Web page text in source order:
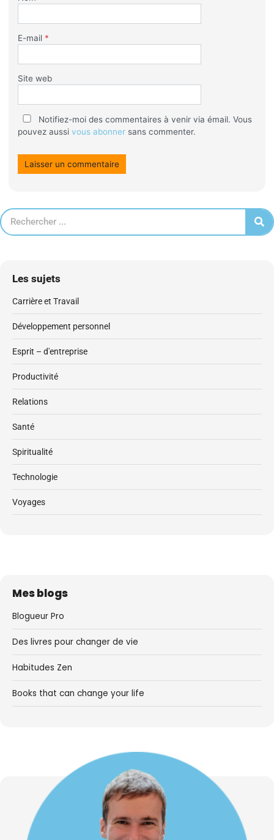
E-mail *
Site web
Notifiez-moi des commentaires à venir via émail. Vous
pouvez aussi vous abonnersans commenter.
Les sujets
Carrière et Travail
Développement personnel
Esprit – d'entreprise
Productivité
Relations
Santé
Spiritualité
Technologie
Voyages
Mes blogs
Blogueur Pro
Des livres pour changer de vie
Habitudes Zen
Books that can change your life